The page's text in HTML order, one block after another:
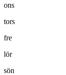
ons
tors
fre
lör
sön